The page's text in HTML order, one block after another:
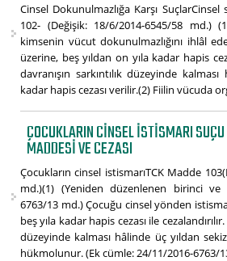
Cinsel Dokunulmazlığa Karşı SuçlarCinsel
102- (Değişik: 18/6/2014-6545/58 md.)
kimsenin vücut dokunulmazlığını ihlâl
üzerine, beş yıldan on yıla kadar hapis
davranışın sarkıntılık düzeyinde
kadar hapis cezası verilir.(2) Fiilin vücuda
ÇOCUKLARIN CINSEL İSTISMARI
MADDESI VE CEZASI
Çocukların cinsel istismarıTCK Madde
md.)(1) (Yeniden düzenlenen birinci ve
6763/13 md.) Çocuğu cinsel yönden
beş yıla kadar hapis cezası ile
düzeyinde kalması hâlinde üç yıldan
hükmolunur. (Ek cümle: 24/11/2016-6763/